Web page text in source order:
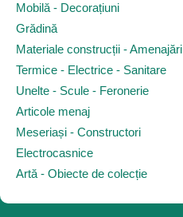
Mobilă - Decorațiuni
Grădină
Materiale construcții - Amenajări
Termice - Electrice - Sanitare
Unelte - Scule - Feronerie
Articole menaj
Meseriași - Constructori
Electrocasnice
Artă - Obiecte de colecție